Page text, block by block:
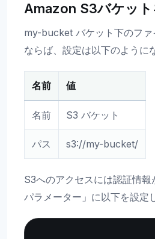
Amazon S3バケッ
my-bucket バケット下のファ
ならば、設定は以下のように
名前 値
名前 S3 バケット
パス s3://my-bucket/
S3へのアクセスには認証情
パラメーター」に以下を設定